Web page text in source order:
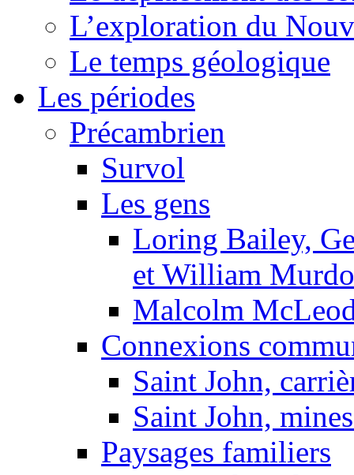
L’exploration du
Le temps géologique
Les périodes
Précambrien
Survol
Les gens
Loring Bailey,
et William
Malcolm
Connexions
Saint John,
Saint John,
Paysages familiers